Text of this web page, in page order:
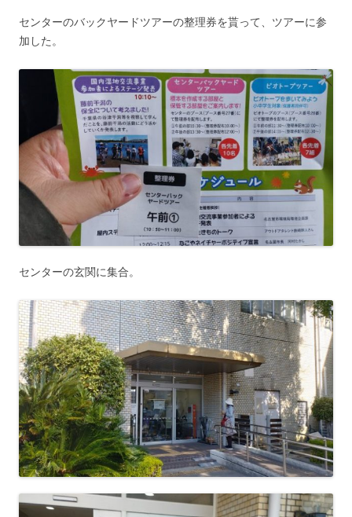
センターのバックヤードツアーの整理券を貰って、ツアーに参
加した。
センターの玄関に集合。